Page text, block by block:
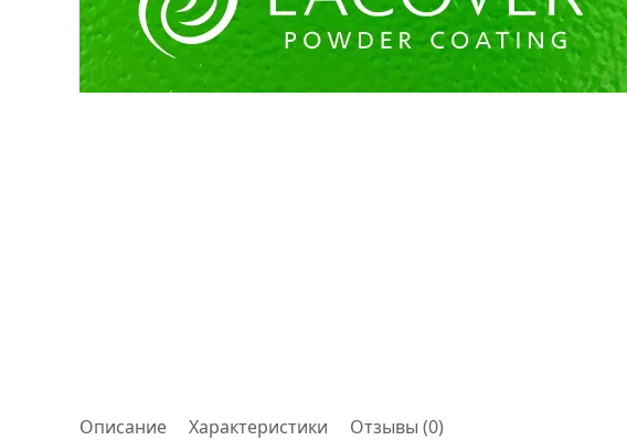
Описание Характеристики Отзывы (0)